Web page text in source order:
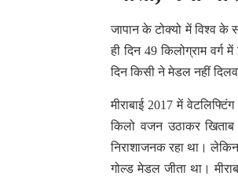
जापान के टोक्यो में विश्व के
ही दिन 49 किलोग्राम
दिन किसी ने मेडल नहीं
मीराबाई 2017 में
किलो वजन उठाकर
निराशाजनक रहा था।
गोल्ड मेडल जीता था।